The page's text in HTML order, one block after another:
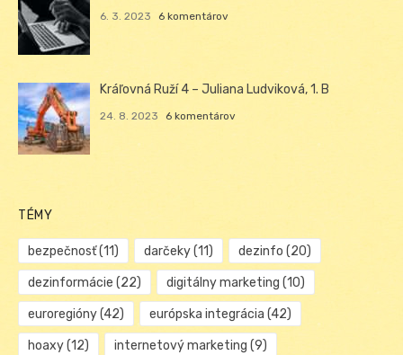
6. 3. 2023 6 komentárov
Kráľovná Ruží 4 – Juliana Ludviková, 1. B
24. 8. 2023 6 komentárov
TÉMY
bezpečnosť(11) darčeky(11) dezinfo (20)
dezinformácie (22) digitálny marketing (10)
euroregióny(42) európska integrácia (42)
hoaxy(12) internetový marketing (9)